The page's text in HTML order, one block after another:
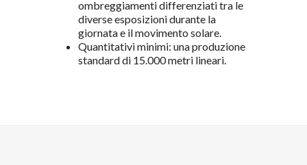
ombreggiamenti differenziati tra le
diverse esposizioni durante la
giornata e il movimento solare.
Quantitativi minimi: una produzione
standard di 15.000 metri lineari.